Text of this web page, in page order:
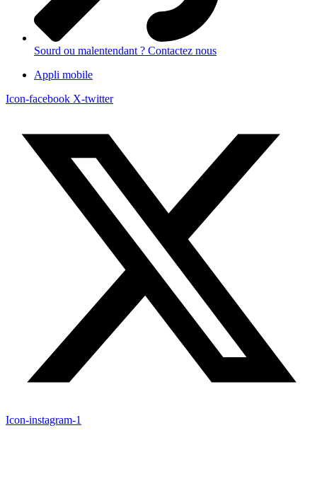
Sourd ou malentendant ? Contactez nous
Appli mobile
Icon-facebook X-twitter
Icon-instagram-1